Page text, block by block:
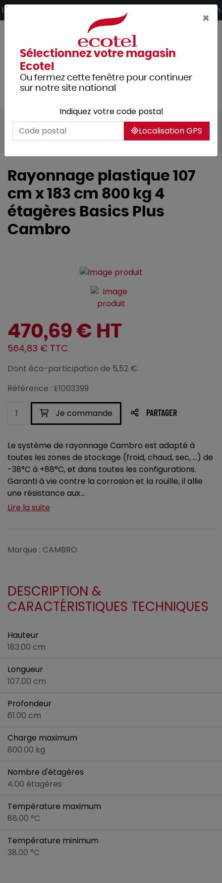
Livraison offerte dès 249€ HT d’achat et retrait 2h en magasin
Tous les produits
Cuisine
Stockage et manutention
Rayonnage plastique 107
cm x 183 cm 800 kg 4
étagères Basics Plus
Cambro
470,69 € HT
564,83 € TTC
Dont éco-participation de 5,52 €
Référence : E1003399
Je commande PARTAGER
Le système de rayonnage Cambro est adapté à
toutes les zones de stockage (froid, chaud, sec, …) de
-38°C à +88°C, et dans toutes les configurations.
Garanti à vie contre la corrosion et la rouille, il allie
une résistance aux...
Lire la suite
Marque : CAMBRO
DESCRIPTION &
CARACTÉRISTIQUES TECHNIQUES
Hauteur
183.00 cm
Longueur
107.00 cm
Profondeur
61.00 cm
Charge maximum
800.00 kg
Nombre d'étagères
4.00 étagères
Température maximum
88.00 °C
Température minimum
38.00 °C
×
Sélectionnez votre magasin
Ecotel
Ou fermez cette fenêtre pour continuer
sur notre site national
Indiquez votre code postal
Localisation GPS
Panneau de gestion des cookies